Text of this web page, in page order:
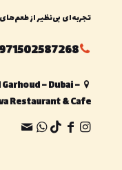
تجربه‌ای بی‌نظیر از
971502587268+
– Dubai –
Restaurant & Cafe